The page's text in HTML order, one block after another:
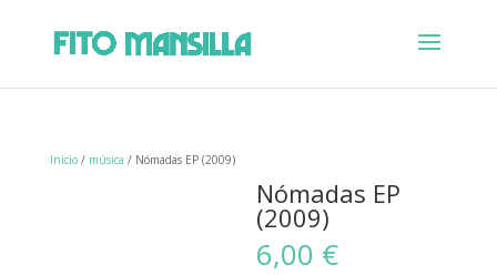
Inicio/ música / Nómadas EP (2009)
Nómadas EP
(2009)
6,00 €